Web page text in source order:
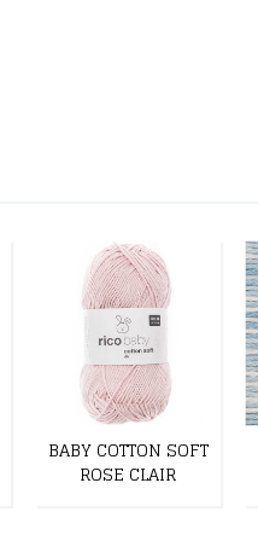
BABY COTTON SOFT
ROSE CLAIR